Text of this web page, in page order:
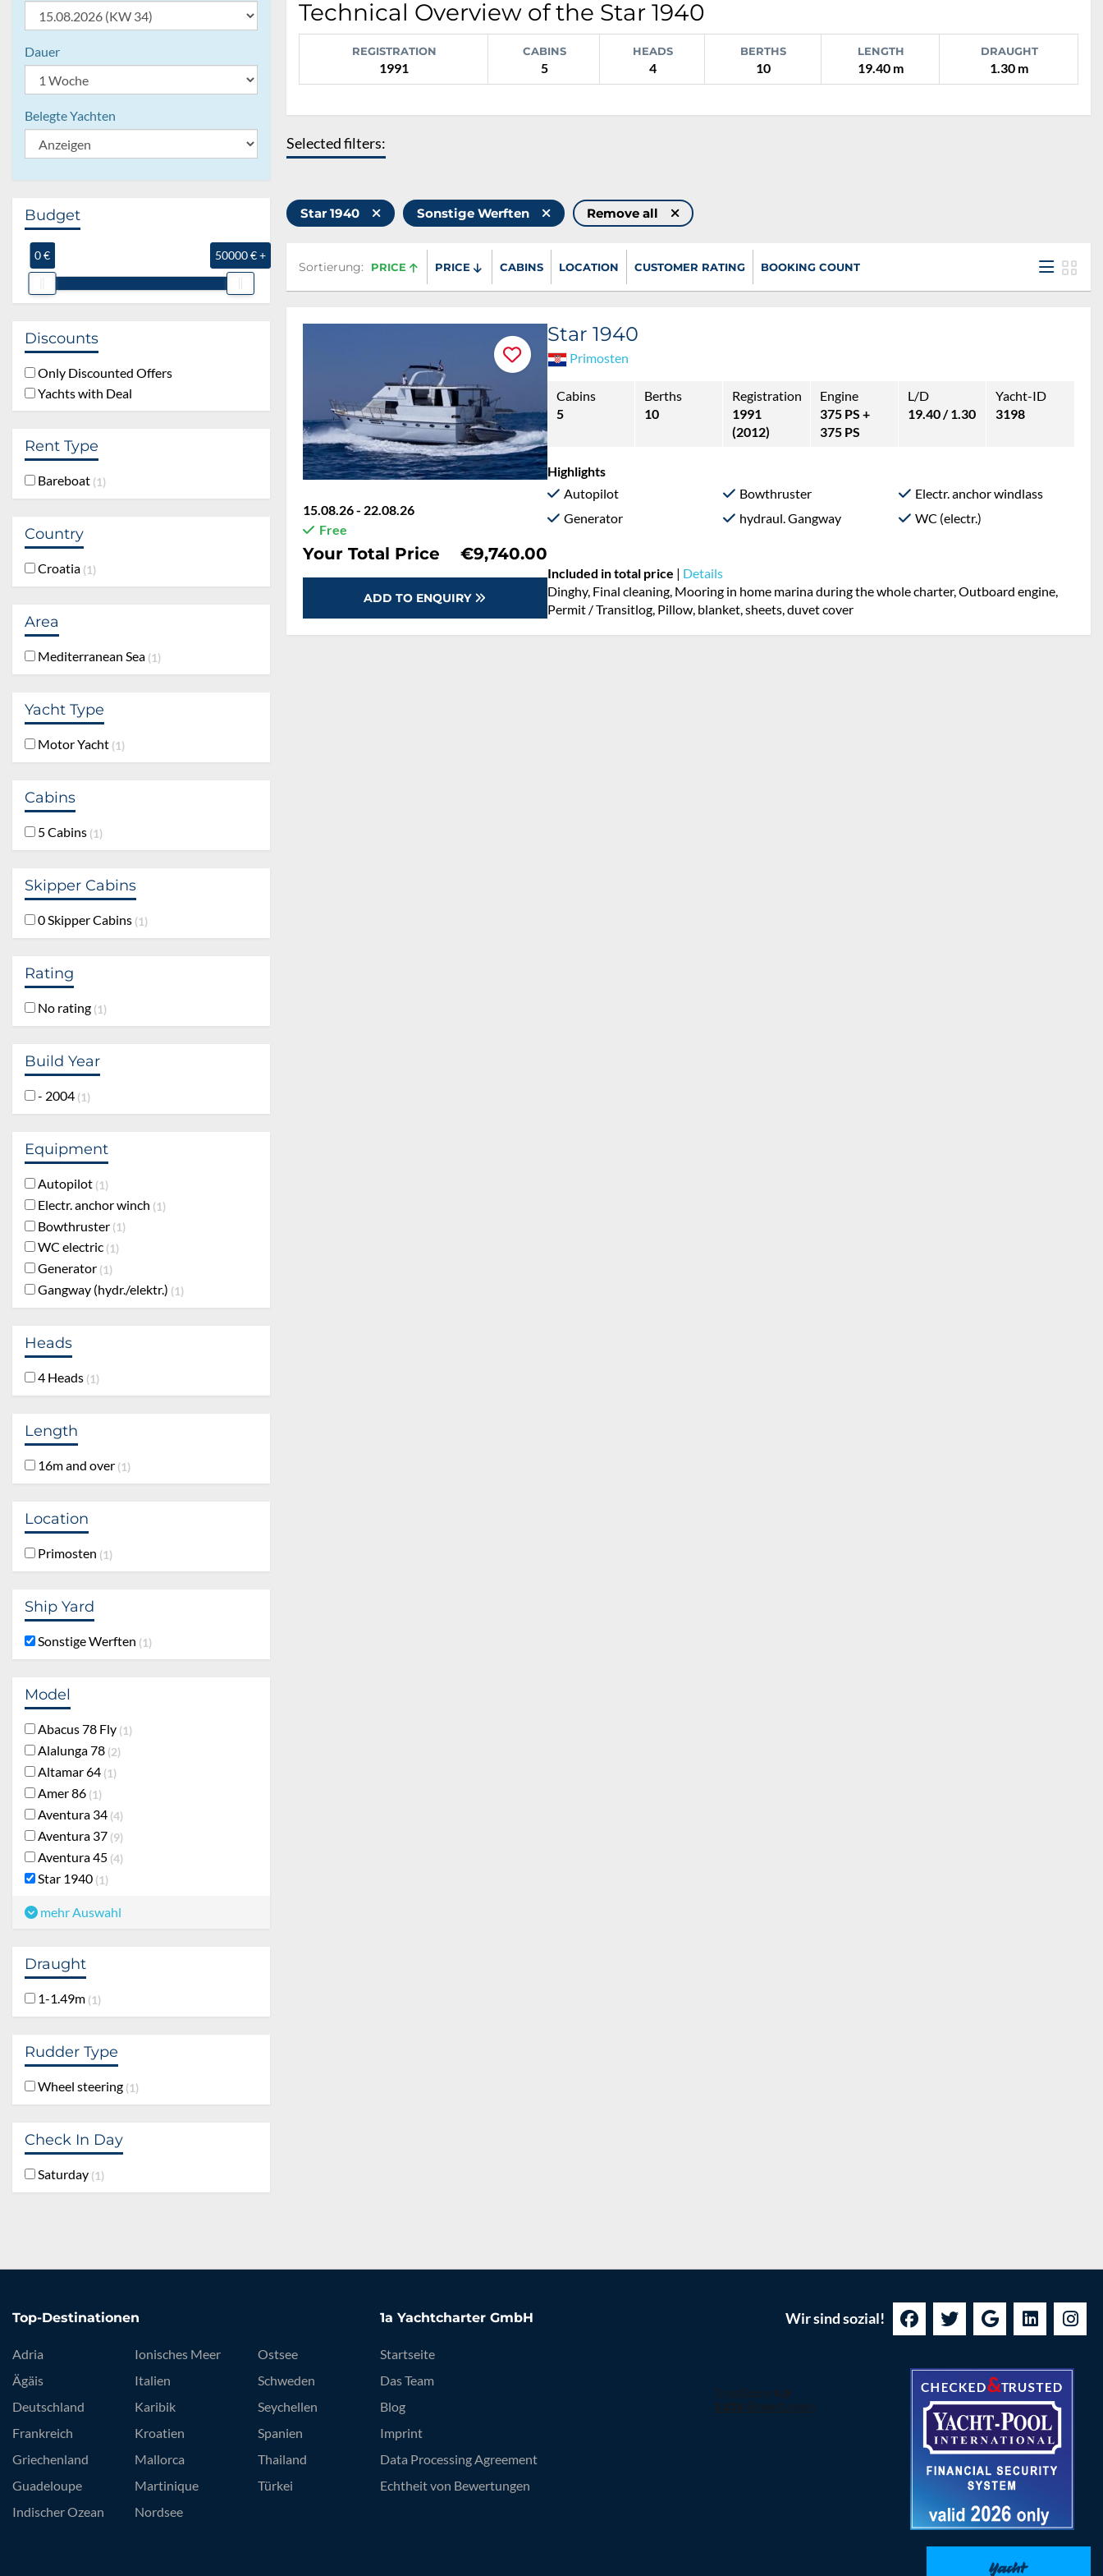
Dauer
Belegte Yachten
Budget
0 € 50000 € +
Discounts
Only Discounted Offers
Yachts with Deal
Rent Type
Bareboat 1
Country
Croatia 1
Area
Mediterranean Sea 1
Yacht Type
Motor Yacht 1
Cabins
5 Cabins 1
Skipper Cabins
0 Skipper Cabins 1
Rating
No rating 1
Build Year
- 2004 1
Equipment
Autopilot 1
Electr. anchor winch 1
Bowthruster 1
WC electric 1
Generator 1
Gangway (hydr./elektr.) 1
Heads
4 Heads 1
Length
16m and over 1
Location
Primosten 1
Ship Yard
Sonstige Werften 1
Model
Abacus 78 Fly 1
Alalunga 78 2
Altamar 64 1
Amer 86 1
Aventura 34 4
Aventura 37 9
Aventura 45 4
Star 1940 1
mehr Auswahl
Draught
1-1.49m 1
Rudder Type
Wheel steering 1
Check In Day
Saturday 1
Technical Overview of the Star 1940
REGISTRATION
1991
CABINS
5
HEADS
4
BERTHS
10
LENGTH
19.40 m
DRAUGHT
1.30 m
Selected filters:
Star 1940 Sonstige Werften Remove all
Sortierung:
Sortierung: PRICE PRICE CABINS LOCATION CUSTOMER RATING BOOKING COUNT
15.08.26 - 22.08.26
Free
Your Total Price €9,740.00
ADD TO ENQUIRY
Star 1940
Primosten
Cabins
5
Berths
10
Registration
1991
(2012)
Engine
375 PS +
375 PS
L/D
19.40 / 1.30
Yacht-ID
3198
Highlights
Autopilot
Bowthruster
Electr. anchor windlass
Generator
hydraul. Gangway WC (electr.)
Included in total price | Details
Dinghy, Final cleaning, Mooring in home marina during the whole charter, Outboard engine,
Permit / Transitlog, Pillow, blanket, sheets, duvet cover
Top-Destinationen
Adria
Ägäis
Deutschland
Frankreich
Griechenland
Guadeloupe
Indischer Ozean
Ionisches Meer
Italien
Karibik
Kroatien
Mallorca
Martinique
Nordsee
Ostsee
Schweden
Seychellen
Spanien
Thailand
Türkei
1a Yachtcharter GmbH
Startseite
Das Team
Blog
Imprint
Data Processing Agreement
Echtheit von Bewertungen
Wir sind sozial!